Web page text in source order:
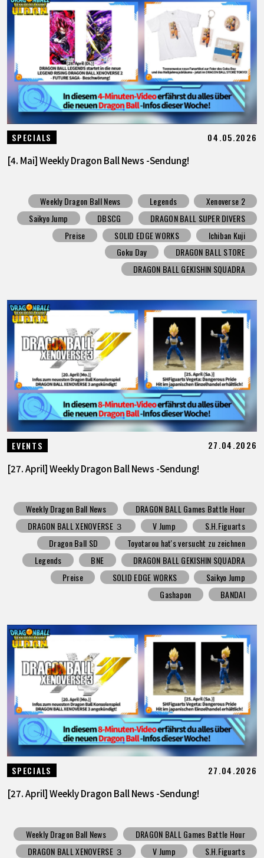
SPECIALS 04.05.2026
[4. Mai] Weekly Dragon Ball News -Sendung!
Weekly Dragon Ball News Legends
Xenoverse 2
Saikyo Jump
DBSCG
DRAGON BALL SUPER DIVERS
Preise
SOLID EDGE WORKS
Ichiban Kuji
Goku Day
DRAGON BALL STORE
DRAGON BALL GEKISHIN SQUADRA
EVENTS 27.04.2026
[27. April] Weekly Dragon Ball News -Sendung!
Weekly Dragon Ball News
DRAGON BALL Games Battle Hour
DRAGON BALL XENOVERSE ３
V Jump
S.H.Figuarts
Dragon Ball SD
Toyotarou hat's versucht zu zeichnen
Legends
BNE
DRAGON BALL GEKISHIN SQUADRA
Preise
SOLID EDGE WORKS
Saikyo Jump
Gashapon
BANDAI
SPECIALS 27.04.2026
[27. April] Weekly Dragon Ball News -Sendung!
Weekly Dragon Ball News
DRAGON BALL Games Battle Hour
DRAGON BALL XENOVERSE ３
V Jump
S.H.Figuarts